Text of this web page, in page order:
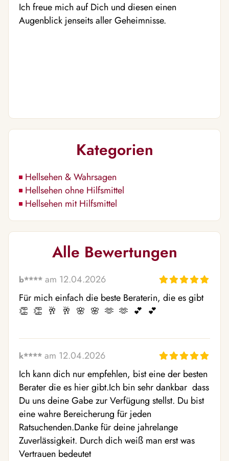
Ich freue mich auf Dich und diesen einen
Augenblick jenseits aller Geheimnisse.
Kategorien
Hellsehen & Wahrsagen
Hellsehen ohne Hilfsmittel
Hellsehen mit Hilfsmittel
Alle Bewertungen
b**** am 12.04.2026
Für mich einfach die beste Beraterin, die es gibt
👏  👏  🥂  🥂  🌸  🌸  🫶  🫶  💕  💕
k**** am 12.04.2026
Ich kann dich nur empfehlen, bist eine der besten
Berater die es hier gibt.Ich bin sehr dankbar  dass
Du uns deine Gabe zur Verfügung stellst. Du bist
eine wahre Bereicherung für jeden
Ratsuchenden.Danke für deine jahrelange
Zuverlässigkeit. Durch dich weiß man erst was
Vertrauen bedeutet